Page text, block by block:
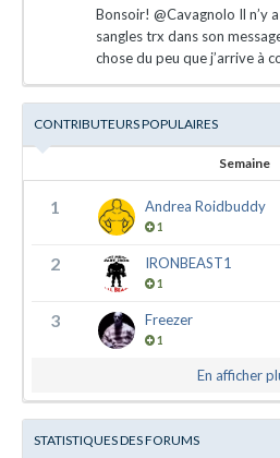
Bonsoir! @Cavagnolo Il n’y
sangles trx dans son
chose du peu que j’arrive à
CONTRIBUTEURS POPULAIRES
Semaine
1 Andrea Roidbuddy
1
2 IRONBEAST1
1
3 Freezer
1
En afficher
STATISTIQUES DES FORUMS